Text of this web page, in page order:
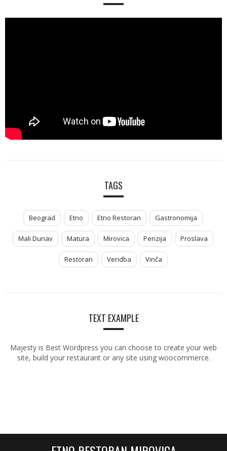
TAGS
Beograd Etno Etno Restoran Gastronomija
Mali Dunav Matura Mirovica Penzija Proslava
Restoran Veridba Vinča
TEXT EXAMPLE
Majesty is Best Wordpress you can choose to create your web
site, build your restaurant or any site using woocommerce.